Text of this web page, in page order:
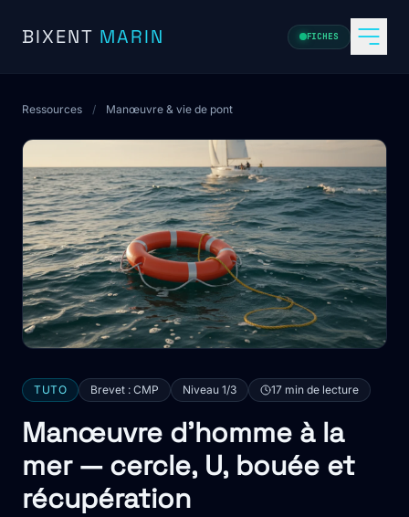
BIXENT MARIN FICHES
Ressources / Manœuvre & vie de pont
TUTO Brevet : CMP Niveau 1/3 17 min de lecture
Manœuvre d'homme à la
mer — cercle, U, bouée et
récupération